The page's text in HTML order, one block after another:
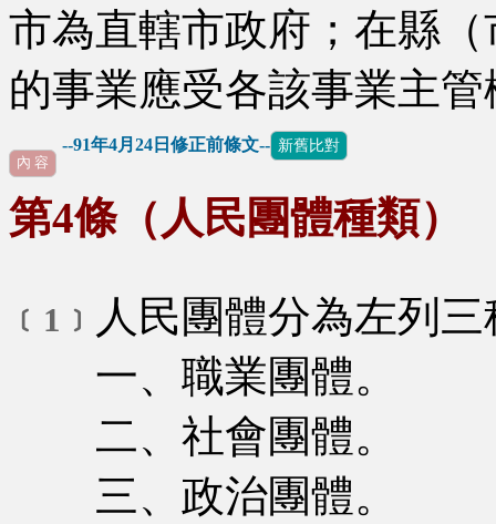
市為直轄市政府；在縣
的事業應受各該事業主
--91年4月24日修正前條文-- 新舊比對
內 容
第4條（人民團體種類）
﹝1﹞ 人民團體分為左列三
一、職業團體。
二、社會團體。
三、政治團體。